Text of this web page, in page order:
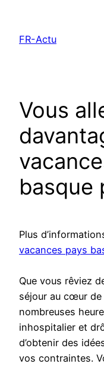
contenu
FR-Actu
Vous
basque
Plus
vacances pays
Que vous rêviez
séjour au cœur de
nombreuses
inhospitalier et
d’obtenir des
vos contraintes.